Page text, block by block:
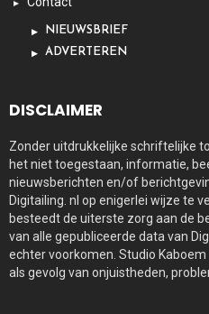
NIEUWSBRIEF
ADVERTEREN
DISCLAIMER
Zonder uitdrukkelijke schriftelijke
het niet toegestaan, informatie,
nieuwsberichten en/of
Digitailing. nl op enigerlei wijze te
besteedt de uiterste zorg aan de
van alle gepubliceerde data van
echter voorkomen. Studio
als gevolg van onjuistheden,